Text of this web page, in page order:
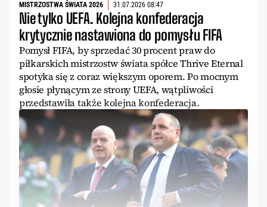
MISTRZOSTWA ŚWIATA 2026 31.07.2026 08:47
Nie tylko UEFA. Kolejna konfederacja
krytycznie nastawiona do pomysłu FIFA
Pomysł FIFA, by sprzedać 30 procent praw do
piłkarskich mistrzostw świata spółce Thrive Eternal
spotyka się z coraz większym oporem. Po mocnym
głosie płynącym ze strony UEFA, wątpliwości
przedstawiła także kolejna konfederacja.